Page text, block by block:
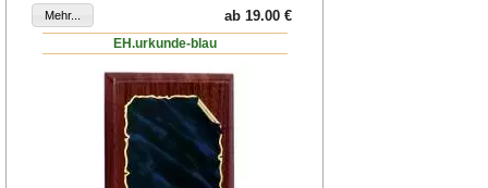
ab 19.00 €
EH.urkunde-blau